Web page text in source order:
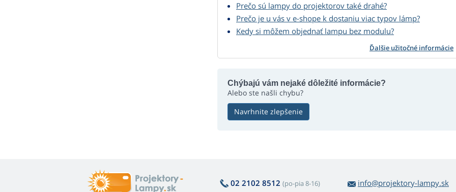
Prečo sú lampy do projektorov také drahé?
Prečo je u vás v e-shope k dostaniu viac typov lámp?
Kedy si môžem objednať lampu bez modulu?
Ďalšie užitočné informácie
Chýbajú vám nejaké dôležité informácie?
Alebo ste našli chybu?
Navrhnite zlepšenie
02 2102 8512 (po-pia 8-16) info@projektory-lampy.sk